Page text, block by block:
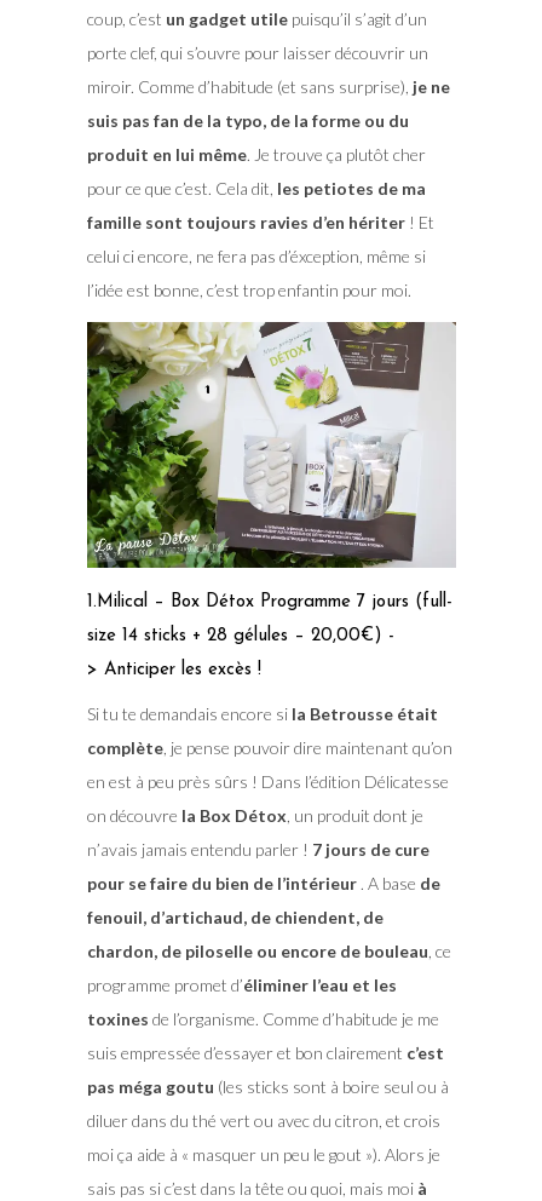
coup, c’est un gadget utilepuisqu’il s’agit d’un
porte clef, qui s’ouvre pour laisser découvrir un
miroir. Comme d’habitude (et sans surprise), je ne
suis pas fan de la typo, de la forme ou du
produit en lui même. Je trouve ça plutôt cher
pour ce que c’est. Cela dit, les petiotes de ma
famille sont toujours ravies d’en hériter! Et
celui ci encore, ne fera pas d’éxception, même si
l’idée est bonne, c’est trop enfantin pour moi.
1.Milical – Box Détox Programme 7 jours (full-
size 14 sticks + 28 gélules – 20,00€) -
> Anticiper les excès !
Si tu te demandais encore sila Betrousse était
complète, je pense pouvoir dire maintenant qu’on
en est à peu près sûrs ! Dans l’édition Délicatesse
on découvre la Box Détox , un produit dont je
n’avais jamais entendu parler ! 7 jours de cure
pour se faire du bien de l’intérieur. A base de
fenouil, d’artichaud, de chiendent, de
chardon, de piloselle ou encore de bouleau , ce
programme promet d’éliminer l’eau et les
toxines de l’organisme. Comme d’habitude je me
suis empressée d’essayer et bon clairement c’est
pas méga goutu (les sticks sont à boire seul ou à
diluer dans du thé vert ou avec du citron, et crois
moi ça aide à « masquer un peu le gout »). Alors je
sais pas si c’est dans la tête ou quoi, mais moià